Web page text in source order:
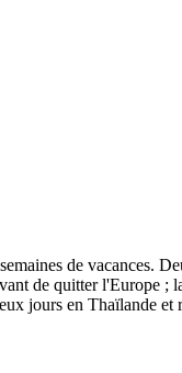
de vacances.
de quitter l'Europe
jours en Thaïlande